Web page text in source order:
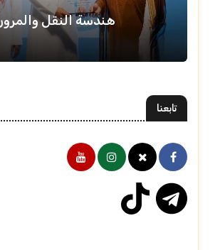
هندسة النقل والمرور
تابعنا